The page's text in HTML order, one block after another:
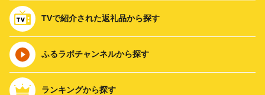
TVで紹介された返礼品から探す
ふるラボチャンネルから探す
ランキングから探す